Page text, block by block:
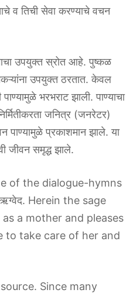
व तिची सेवा करण्याचे वचन
उपयुक्त स्रोत आहे. पुष्कळ
उपयुक्त ठरतात. केवल
भरभराट झाली. पाण्याचा
जनित्र (जनरेटर)
पाण्यामुळे प्रकाशमान झाले. या
जीवन समृद्ध झाले.
of the dialogue-hymns
Herein the sage
as a mother and pleases
to take care of her and
Since many